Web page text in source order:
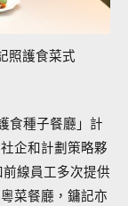
照護食菜式
食種子餐廳」計
企和計劃策略夥
線員工多次提供
菜餐廳，鏞記亦